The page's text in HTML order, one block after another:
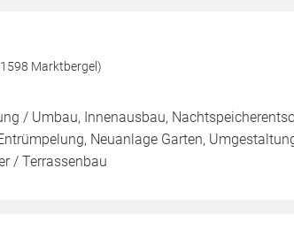
Marktbergel)
/ Umbau, Innenausbau,
Neuanlage Garten,
/ Terrassenbau